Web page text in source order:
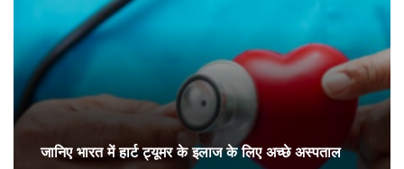
जानिए भारत में हार्ट ट्यूमर के इलाज के लिए अच्छे अस्पताल